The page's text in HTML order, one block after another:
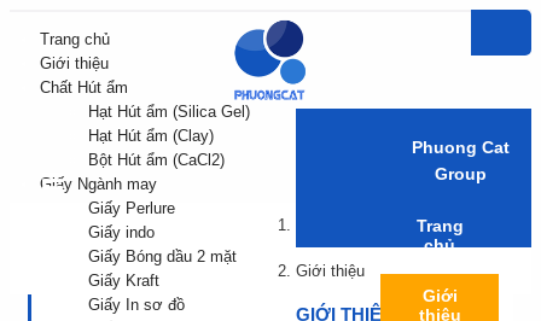
Trang chủ
Giới thiệu
Chất Hút ẩm
Hạt Hút ẩm (Silica Gel)
Hạt Hút ẩm (Clay)
Bột Hút ẩm (CaCl2)
Giấy Ngành may
Giấy Perlure
Giấy indo
Giấy Bóng dầu 2 mặt
Giấy Kraft
Giấy In sơ đồ
Phuong Cat
Group
Trang
chủ
Giới
thiệu
Giới thiệu
GIỚI THIỆU VỀ CÔNG